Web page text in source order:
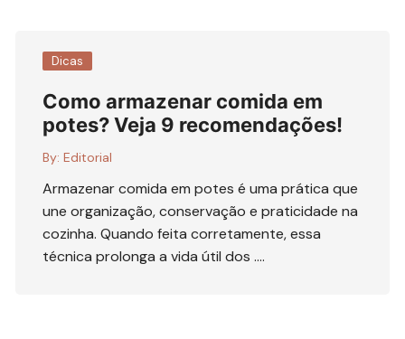
Dicas
Como armazenar comida em
potes? Veja 9 recomendações!
By: Editorial
Armazenar comida em potes é uma prática que
une organização, conservação e praticidade na
cozinha. Quando feita corretamente, essa
técnica prolonga a vida útil dos ….